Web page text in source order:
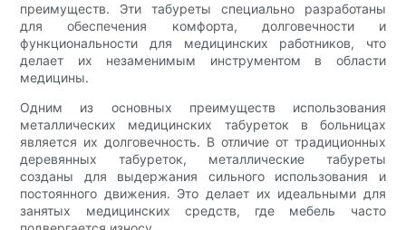
преимуществ. Эти табуреты специально разработаны
для обеспечения комфорта, долговечности и
функциональности для медицинских работников, что
делает их незаменимым инструментом в области
медицины.
Одним из основных преимуществ использования
металлических медицинских табуреток в больницах
является их долговечность. В отличие от традиционных
деревянных табуреток, металлические табуреты
созданы для выдержания сильного использования и
постоянного движения. Это делает их идеальными для
занятых медицинских средств, где мебель часто